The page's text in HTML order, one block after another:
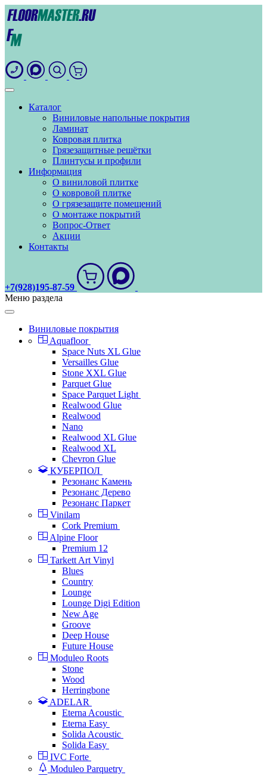
Каталог
Виниловые напольные покрытия
Ламинат
Ковровая плитка
Грязезащитные решётки
Плинтусы и профили
Информация
О виниловой плитке
О ковровой плитке
О грязезащите помещений
О монтаже покрытий
Вопрос-Ответ
Акции
Контакты
+7(928)195-87-59
Меню раздела
Виниловые покрытия
Aquafloor
Space Nuts XL Glue
Versailles Glue
Stone XXL Glue
Parquet Glue
Space Parquet Light
Realwood Glue
Realwood
Nano
Realwood XL Glue
Realwood XL
Chevron Glue
КУБЕРПОЛ
Резонанс Камень
Резонанс Дерево
Резонанс Паркет
Vinilam
Cork Premium
Alpine Floor
Premium 12
Tarkett Art Vinyl
Blues
Country
Lounge
Lounge Digi Edition
New Age
Groove
Deep House
Future House
Moduleo Roots
Stone
Wood
Herringbone
ADELAR
Eterna Acoustic
Eterna Easy
Solida Acoustic
Solida Easy
IVC Forte
Moduleo Parquetry